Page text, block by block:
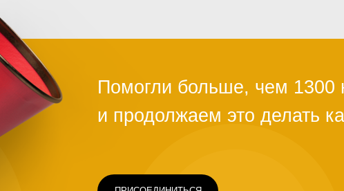
здоровья или вовремя не дали нужной
проще сдаться, чем бороться и идти